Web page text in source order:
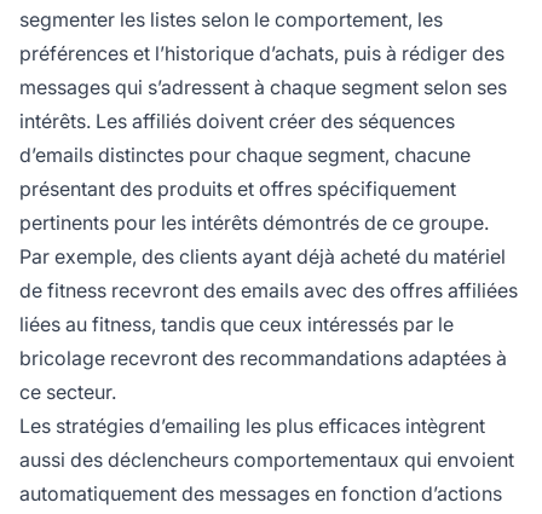
segmenter les listes selon le comportement, les
préférences et l’historique d’achats, puis à rédiger des
messages qui s’adressent à chaque segment selon ses
intérêts. Les affiliés doivent créer des séquences
d’emails distinctes pour chaque segment, chacune
présentant des produits et offres spécifiquement
pertinents pour les intérêts démontrés de ce groupe.
Par exemple, des clients ayant déjà acheté du matériel
de fitness recevront des emails avec des offres affiliées
liées au fitness, tandis que ceux intéressés par le
bricolage recevront des recommandations adaptées à
ce secteur.
Les stratégies d’emailing les plus efficaces intègrent
aussi des déclencheurs comportementaux qui envoient
automatiquement des messages en fonction d’actions